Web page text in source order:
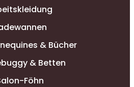
& Bücher
& Betten
Föhn